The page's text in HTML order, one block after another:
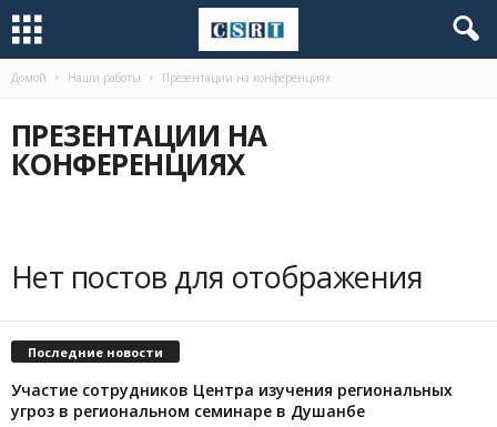
Домой Наши работы Презентации на конференциях
ПРЕЗЕНТАЦИИ НА
КОНФЕРЕНЦИЯХ
Нет постов для отображения
Последние новости
Участие сотрудников Центра изучения региональных
угроз в региональном семинаре в Душанбе